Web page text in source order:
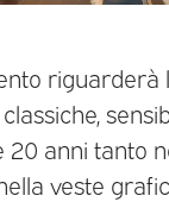
riguarderà
20 anni tanto
veste